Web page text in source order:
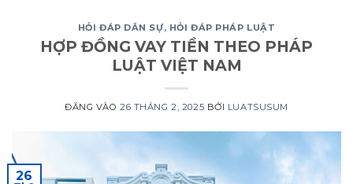
HỎI ĐÁP DÂN SỰ, HỎI ĐÁP PHÁP LUẬT
HỢP ĐỒNG VAY TIỀN THEO PHÁP
LUẬT VIỆT NAM
ĐĂNG VÀO26 THÁNG 2, 2025 BỞI LUATSUSUM
26